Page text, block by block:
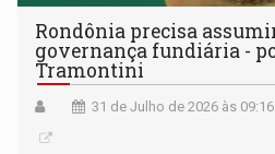
Rondônia precisa
governança fundiária -
Tramontini
31 de Julho de 2026 às 09:16